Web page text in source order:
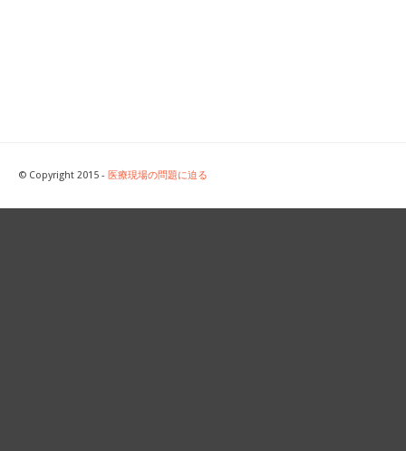
© Copyright 2015 - 医療現場の問題に迫る